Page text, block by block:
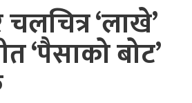
चलचित्र ‘लाखे’
‘पैसाको बोट’